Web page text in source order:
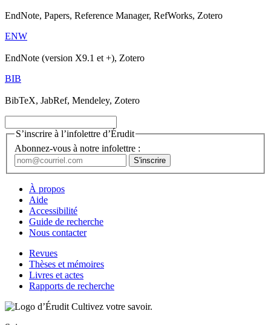
EndNote, Papers, Reference Manager, RefWorks, Zotero
ENW
EndNote (version X9.1 et +), Zotero
BIB
BibTeX, JabRef, Mendeley, Zotero
S’inscrire à l’infolettre d’Érudit
Abonnez-vous à notre infolettre :
À propos
Aide
Accessibilité
Guide de recherche
Nous contacter
Revues
Thèses et mémoires
Livres et actes
Rapports de recherche
Cultivez votre savoir.